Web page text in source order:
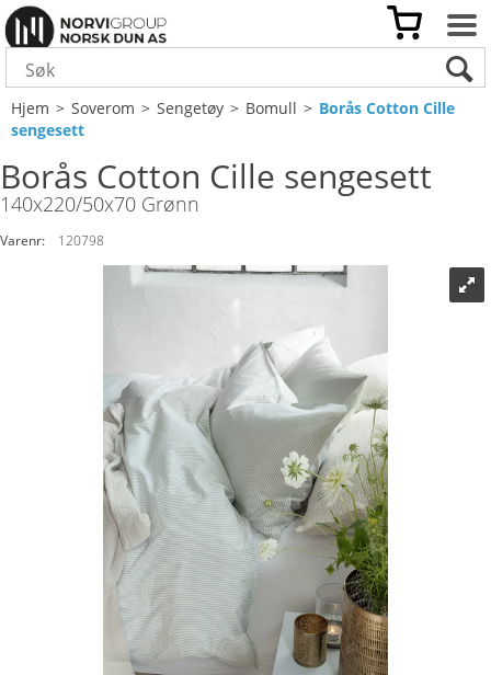
Hjem>Soverom>Sengetøy>Bomull>Borås Cotton Cille
sengesett
Borås Cotton Cille sengesett
140x220/50x70 Grønn
Varenr: 120798